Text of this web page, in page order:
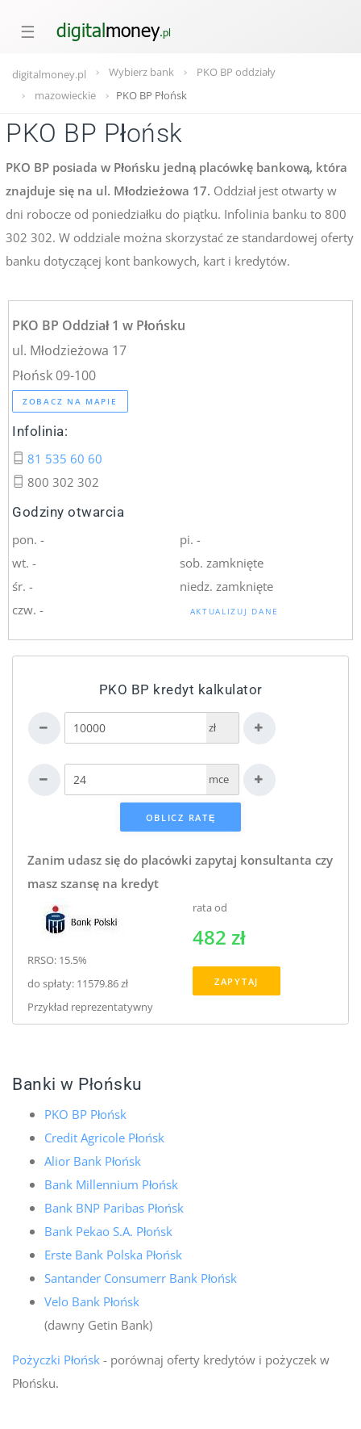
☰
digitalmoney.pl Wybierz bank
PKO BP oddziały
mazowieckie
PKO BP Płońsk
PKO BP Płońsk
PKO BP posiada w Płońsku jedną placówkę bankową, która
znajduje się na ul. Młodzieżowa 17. Oddział jest otwarty w
dni robocze od poniedziałku do piątku. Infolinia banku to 800
302 302. W oddziale można skorzystać ze standardowej oferty
banku dotyczącej kont bankowych, kart i kredytów.
PKO BP Oddział 1 w Płońsku
ul. Młodzieżowa 17
Płońsk 09-100
ZOBACZ NA MAPIE
Infolinia:
81 535 60 60
800 302 302
Godziny otwarcia
pon. -
wt. -
śr. -
czw. -
pi. -
sob. zamknięte
niedz. zamknięte
AKTUALIZUJ DANE
PKO BP kredyt kalkulator
zł
mce
Zanim udasz się do placówki zapytaj konsultanta czy
masz szansę na kredyt
RRSO: 15.5%
do spłaty: 11579.86 zł
Przykład reprezentatywny
rata od
482 zł
ZAPYTAJ
Banki w Płońsku
PKO BP Płońsk
Credit Agricole Płońsk
Alior Bank Płońsk
Bank Millennium Płońsk
Bank BNP Paribas Płońsk
Bank Pekao S.A. Płońsk
Erste Bank Polska Płońsk
Santander Consumerr Bank Płońsk
Velo Bank Płońsk
(dawny Getin Bank)
Pożyczki Płońsk- porównaj oferty kredytów i pożyczek w
Płońsku.